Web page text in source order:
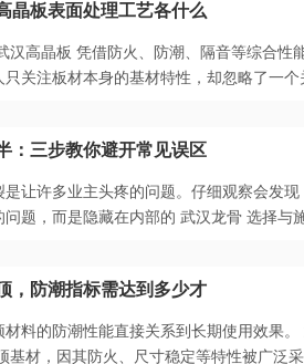
晶板表面处理工艺各什么
汉高晶板 凭借防火、防潮、隔音等综合性
关注板材本身的基材特性，却忽略了一个
：三步教你避开常见误区
让许多业主头疼的问题。仔细观察会发现
题，而是隐藏在内部的 武汉龙骨 选择与
，防潮指标需达到多少才
料的防潮性能直接关系到长期使用效果。
基材，因其防火、尺寸稳定等特性被广泛